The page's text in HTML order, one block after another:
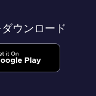
ウンロード